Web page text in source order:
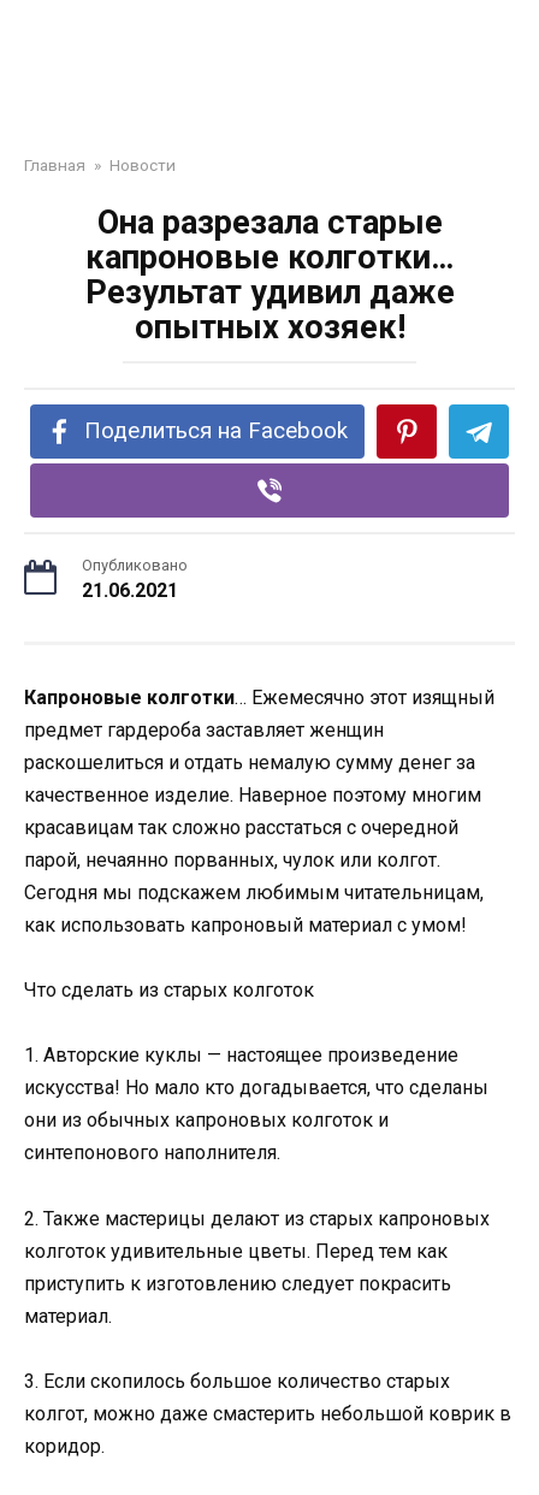
Главная » Новости
Она разрезала старые
капроновые колготки…
Результат удивил даже
опытных хозяек!
Поделиться на Facebook
Опубликовано
21.06.2021
Капроновые колготки… Ежемесячно этот изящный
предмет гардероба заставляет женщин
раскошелиться и отдать немалую сумму денег за
качественное изделие. Наверное поэтому многим
красавицам так сложно расстаться с очередной
парой, нечаянно порванных, чулок или колгот.
Сегодня мы подскажем любимым читательницам,
как использовать капроновый материал с умом!
Что сделать из старых колготок
1. Авторские куклы — настоящее произведение
искусства! Но мало кто догадывается, что сделаны
они из обычных капроновых колготок и
синтепонового наполнителя.
2. Также мастерицы делают из старых капроновых
колготок удивительные цветы. Перед тем как
приступить к изготовлению следует покрасить
материал.
3. Если скопилось большое количество старых
колгот, можно даже смастерить небольшой коврик в
коридор.